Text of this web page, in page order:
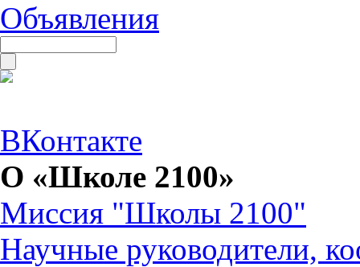
Объявления
ВКонтакте
О «Школе 2100»
Миссия "Школы 2100"
Научные руководители,